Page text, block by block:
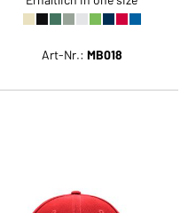
Art-Nr.: MB018